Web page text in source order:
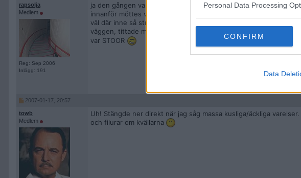
Personal Data Processing
CONFIRM
Data
rapsolja
Medlem
Reg: Sep 2006
Inlägg: 191
ja den gången var spännande, et var lite läskigt att gå in, dörren
innanför möttes vi av stanken av fuktigt berg, samt spindelnät
väl där inne så sträckte sig gången ca 20 meter sedan svängde
väggen, tittade man in där så fanns ytterligare ett rum. så det
var STOOR
2007-01-17, 20:57
towb
Medlem
Uh! Stängde ner direkt när jag såg massa kusliga/äckliga
och filurar om kvällarna